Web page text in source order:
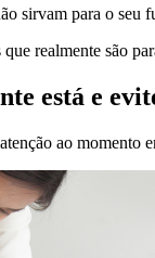
sirvam para o seu
realmente são
está e
ao momento